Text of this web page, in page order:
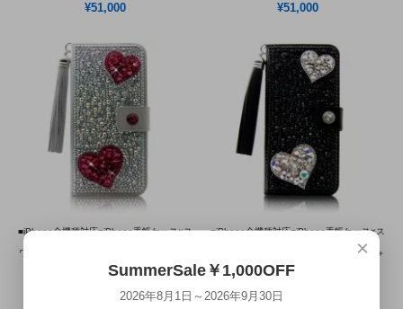
¥51,000 ¥51,000
■iPhone全機種対応■iPhone手帳ケース×ス
ワロフスキー ジュエルモデルプレミアム＋
Wハート オーロラ×ピンク
6/1～7/31 SummerSale
■iPhone全機種対応■iPhone手帳ケース×ス
ワロフスキー ジュエルモデルプレミアム＋
Wハート ブラック×オーロラ
6/1～7/31 SummerSale
×
SummerSale￥1,000OFF
2026年8月1日～2026年9月30日